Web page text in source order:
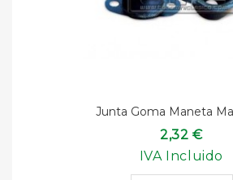
Junta Goma Maneta
2,32 €
IVA Incluido